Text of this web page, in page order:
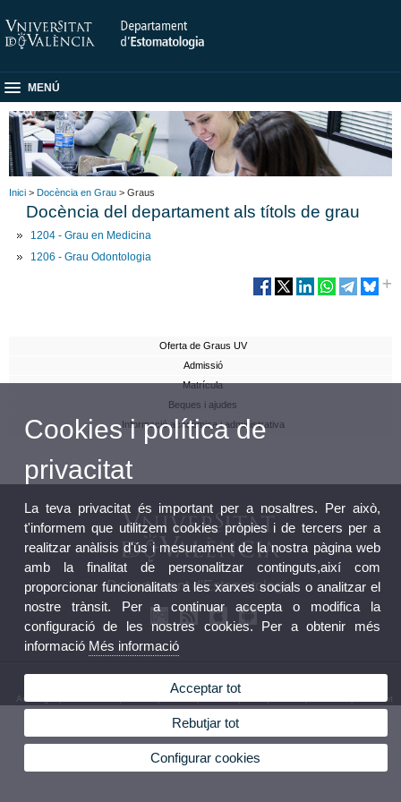
MENÚ
Inici > Docència en Grau > Graus
Docència del departament als títols de grau
1204 - Grau en Medicina
1206 - Grau Odontologia
Oferta de Graus UV
Admissió
Matrícula
Beques i ajudes
Informació acadèmica i administrativa
Departament d'Estomatologia
Avís legal Bústia Departament
Cookies i política de
privacitat
La teva privacitat és important per a nosaltres. Per això,
t'informem que utilitzem cookies pròpies i de tercers per a
realitzar anàlisis d'ús i mesurament de la nostra pàgina web
amb la finalitat de personalitzar continguts,així com
proporcionar funcionalitats a les xarxes socials o analitzar el
nostre trànsit. Per a continuar accepta o modifica la
configuració de les nostres cookies. Per a obtenir més
informació Més informació
Acceptar tot
Rebutjar tot
Configurar cookies